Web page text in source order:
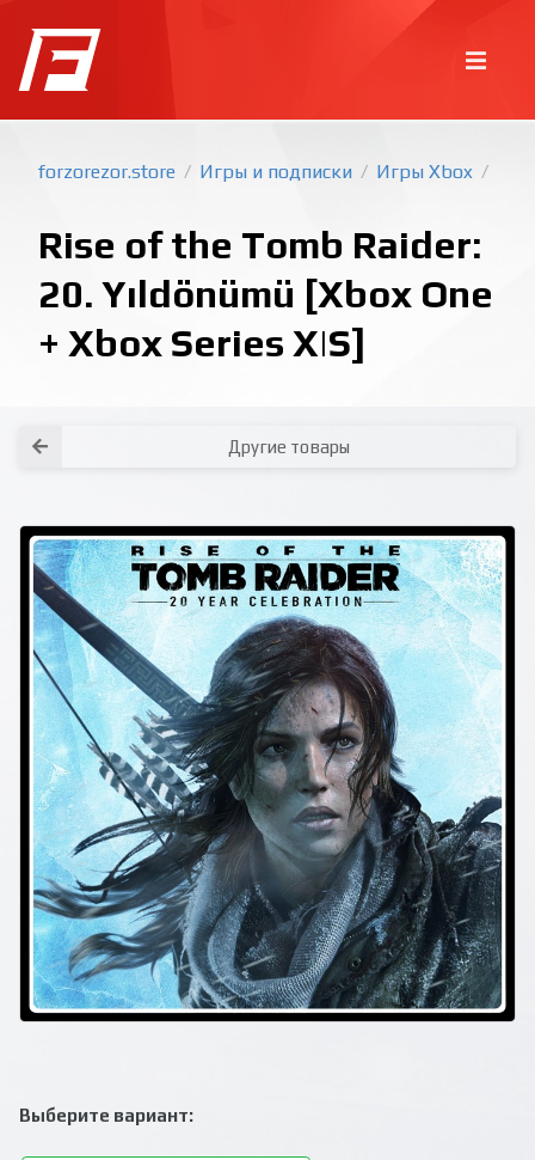
forzorezor.store / Игры и подписки / Игры Xbox /
Rise of the Tomb Raider:
20. Yıldönümü [Xbox One
+ Xbox Series X|S]
Другие товары
Выберите вариант: